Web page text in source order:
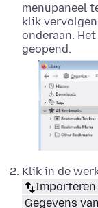
menupaneel
klik
onderaan.
geopend.
Klik in de
Importeren
Gegevens